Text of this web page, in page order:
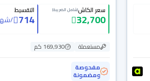
سعر الكاش(شامل الضريبة)
32,700
التقسيط
714
/
مستعملة
169,930 كم
مفحوصة
ومضمونة